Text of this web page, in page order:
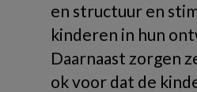
en structuur en
kinderen in hun
Daarnaast zorgen
ok voor dat de